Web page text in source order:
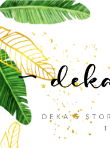
DEKA'S